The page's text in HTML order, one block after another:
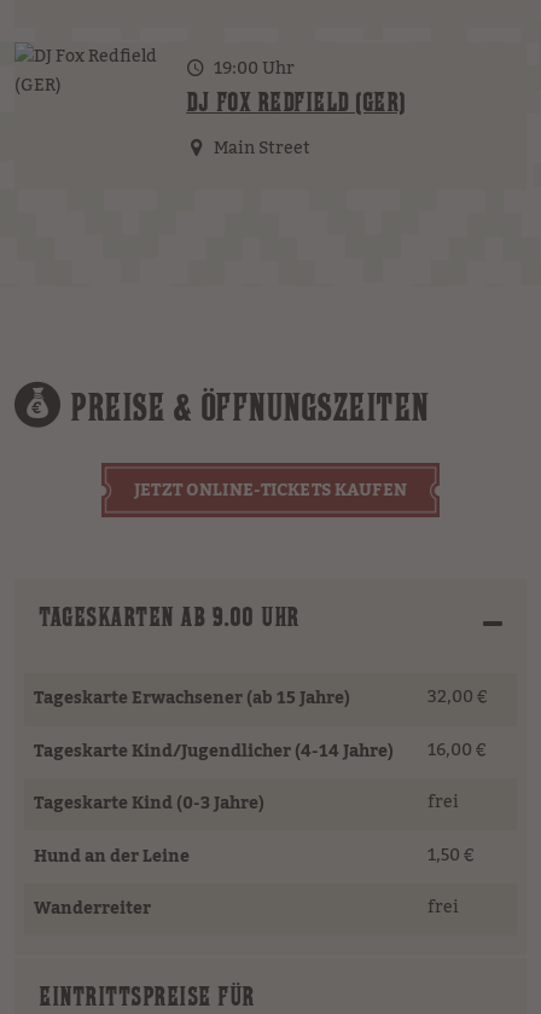
19:00 Uhr
DJ FOX REDFIELD (GER)
Main Street
PREISE & ÖFFNUNGSZEITEN
JETZT ONLINE-TICKETS KAUFEN
TAGESKARTEN AB 9.00 UHR
Tageskarte Erwachsener (ab 15 Jahre)
32,00 €
Tageskarte Kind/Jugendlicher (4-14 Jahre)
16,00 €
Tageskarte Kind (0-3 Jahre)
frei
Hund an der Leine
1,50 €
Wanderreiter
frei
EINTRITTSPREISE FÜR